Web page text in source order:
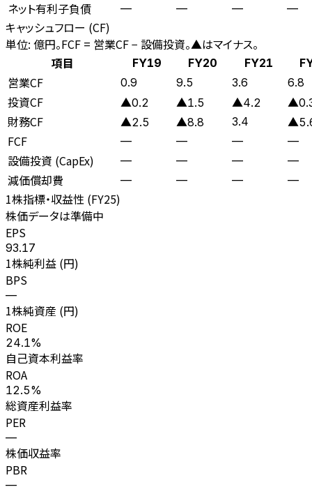
ネット有利子負債 — — — —
キャッシュフロー (CF)
単位: 億円。FCF = 営業CF − 設備投資。▲はマイナス。
項目
FY19 FY20 FY21
営業CF 0.9 9.5 3.6 6.8
投資CF ▲0.2 ▲1.5 ▲4.2
財務CF ▲2.5 ▲8.8 3.4
FCF — — — —
設備投資 (CapEx) — — — —
減価償却費 — — — —
1株指標・収益性 (FY25)
株価データは準備中
EPS
93.17
1株純利益 (円)
BPS
—
1株純資産 (円)
ROE
24.1%
自己資本利益率
ROA
12.5%
総資産利益率
PER
—
株価収益率
PBR
—